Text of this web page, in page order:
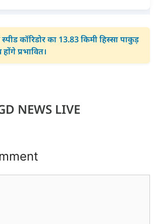
स्पीड कॉरिडोर का 13.83 किमी हिस्सा पाकुड़
प्रभावित।
NEWS LIVE